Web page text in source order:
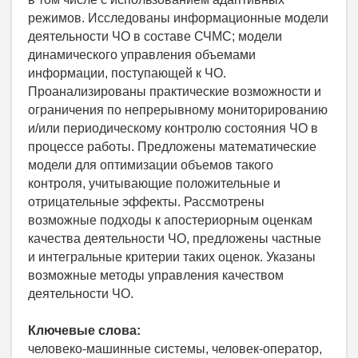
режимов. Исследованы информационные модели
деятельности ЧО в составе СЧМС; модели
динамического управления объемами
информации, поступающей к ЧО.
Проанализированы практические возможности и
ограничения по непрерывному мониторированию
и/или периодическому контролю состояния ЧО в
процессе работы. Предложены математические
модели для оптимизации объемов такого
контроля, учитывающие положительные и
отрицательные эффекты. Рассмотрены
возможные подходы к апостериорным оценкам
качества деятельности ЧО, предложены частные
и интегральные критерии таких оценок. Указаны
возможные методы управления качеством
деятельности ЧО.
Ключевые слова:
человеко-машинные системы, человек-оператор,